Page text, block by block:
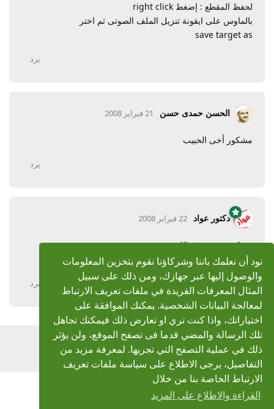
نود أن نعلمك باننا وشركاؤنا نقوم بتخزين المعلومات
والوصول إليها عبر جهازك، ومن ذلك على سبيل
المثال المعرفات الفريدة في ملفات تعريف الارتباط
لمعالجة البيانات الشخصية. يمكنك الموافقة على
اختياراتك، واذا كنت تري او تعارض ذلك فيمكنك تجاهل
تلك الرسالة والمضي قدما فى تصفح الموقع، ولن يؤثر
ذلك في عملية التصفح التي تجريها. لمعرفة مزيد من
التفاصيل، يرجى الاطلاع على سياسة ملفات تعريف
الارتباط الخاصة بنا من خلال
القراءة والاطلاع على المزيد
لحفظ المقطع : إضغط right click
بالماوس على ايقونة تنزيل الملف الصوتى ثم اختر
save target as
يرد
الحسن حمدى حسن 21 فبراير 2008
مشكور أخى الحبيب
يرد
دكتور عواد 22 فبراير 2008
مشكور حبيبى فى الله
ورحم الله الشيخ حصان
يرد
اضف رد